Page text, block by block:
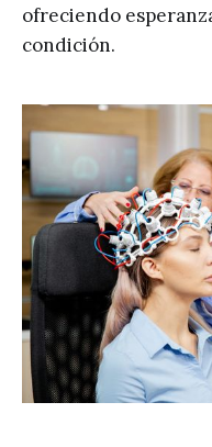
ofreciendo
condición.